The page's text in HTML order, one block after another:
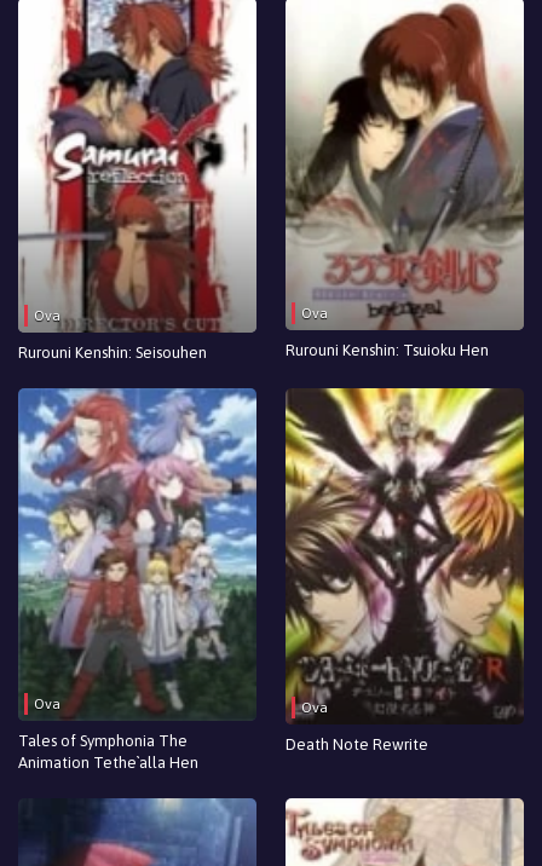
Ova
Rurouni Kenshin: Seisouhen
Ova
Rurouni Kenshin: Tsuioku Hen
Ova
Tales of Symphonia The
Animation Tethe`alla Hen
Ova
Death Note Rewrite